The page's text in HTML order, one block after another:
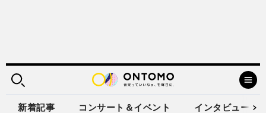
新着記事 コンサート＆イベント インタビュー